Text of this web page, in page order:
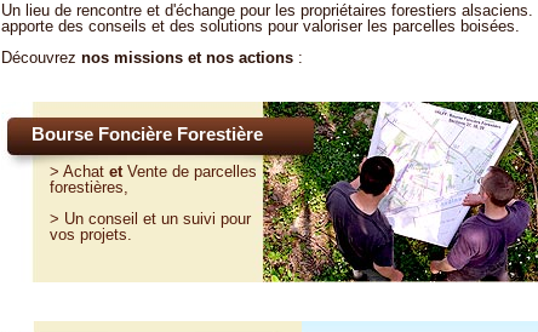
Un lieu de rencontre et d'échange pour les propriétaires forestiers alsaciens. Il
apporte des conseils et des solutions pour valoriser les parcelles boisées.
Découvrez nos missions et nos actions:
Bourse Foncière Forestière
> Achatet Ventede parcelles
forestières,
> Un conseil et un suivi pour
vos projets.